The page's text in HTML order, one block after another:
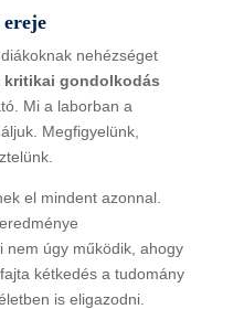
nehézséget
kritikai gondolkodás
Mi a laborban a
Megfigyelünk,
el mindent azonnal.
nem úgy működik, ahogy
kétkedés a tudomány
is eligazodni.